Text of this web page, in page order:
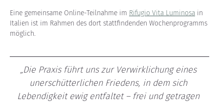
Eine gemeinsame Online-Teilnahme im Rifugio Vita Luminosa in
Italien ist im Rahmen des dort stattfindenden Wochenprogramms
möglich.
„Die Praxis führt uns zur Verwirklichung eines
unerschütterlichen Friedens, in dem sich
Lebendigkeit ewig entfaltet – frei und getragen